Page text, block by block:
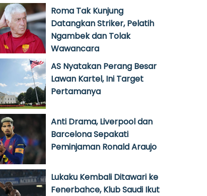
Roma Tak Kunjung
Datangkan Striker, Pelatih
Ngambek dan Tolak
Wawancara
AS Nyatakan Perang Besar
Lawan Kartel, Ini Target
Pertamanya
Anti Drama, Liverpool dan
Barcelona Sepakati
Peminjaman Ronald Araujo
Lukaku Kembali Ditawari ke
Fenerbahce, Klub Saudi Ikut